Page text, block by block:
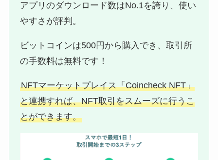
アプリのダウンロード数はNo.1を誇り、使い
やすさが評判。
ビットコインは500円から購入でき、取引所
の手数料は無料です！
NFTマーケットプレイス「Coincheck NFT」
と連携すれば、NFT取引をスムーズに行うこ
とができます。